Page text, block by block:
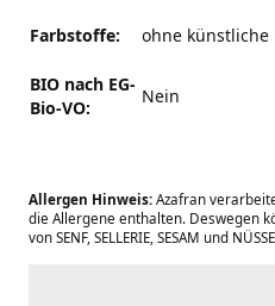
Farbstoffe: ohne künstliche
BIO nach EG-
Bio-VO:
Nein
Allergen Hinweis: Azafran
die Allergene enthalten. Deswegen
von SENF, SELLERIE, SESAM und